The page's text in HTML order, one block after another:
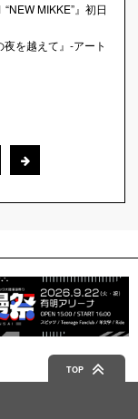
MIKKE”』初日
を越えて』-アート
TOP